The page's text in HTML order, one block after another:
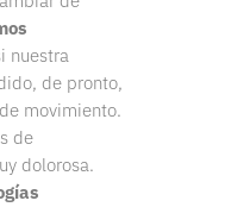
nuestra
de pronto,
movimiento.
de
dolorosa.